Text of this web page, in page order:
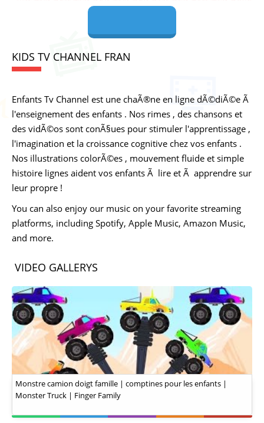
KIDS TV CHANNEL FRAN
Enfants Tv Channel est une chaÃ®ne en ligne dÃ©diÃ©e Ã
l'enseignement des enfants . Nos rimes , des chansons et
des vidÃ©os sont conÃ§ues pour stimuler l'apprentissage ,
l'imagination et la croissance cognitive chez vos enfants .
Nos illustrations colorÃ©es , mouvement fluide et simple
histoire lignes aident vos enfants Ã lire et Ã apprendre sur
leur propre !
You can also enjoy our music on your favorite streaming
platforms, including Spotify, Apple Music, Amazon Music,
and more.
VIDEO GALLERYS
Monstre camion doigt famille | comptines pour les enfants |
Monster Truck | Finger Family